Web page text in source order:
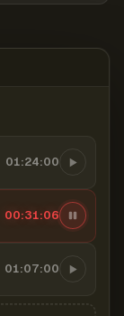
01:24:00
00:31:07
01:07:00